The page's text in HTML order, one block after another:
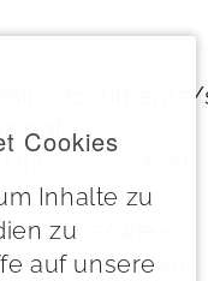
Et al.
news/wie-
werden-
Cookies
Inhalte zu
zu
auf unsere